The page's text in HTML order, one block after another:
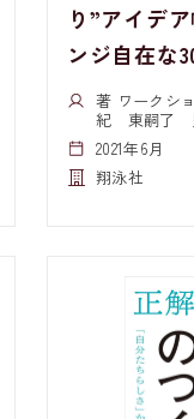
り”アイデ
ンジ自在な
著 ワークシ
紀 東嗣了
2021年6月
翔泳社